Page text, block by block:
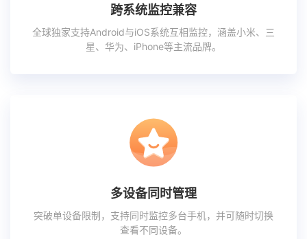
跨系统监控兼容
全球独家支持Android与iOS系统互相监控，涵盖小米、三
星、华为、iPhone等主流品牌。
多设备同时管理
突破单设备限制，支持同时监控多台手机，并可随时切换
查看不同设备。